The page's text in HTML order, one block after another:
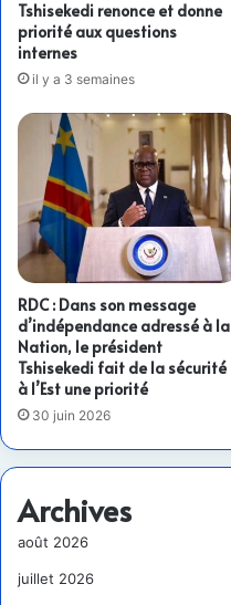
Tshisekedi renonce et donne
priorité aux questions
internes
il y a 3 semaines
RDC : Dans son message
d’indépendance adressé à la
Nation, le président
Tshisekedi fait de la sécurité
à l’Est une priorité
30 juin 2026
Archives
août 2026
juillet 2026